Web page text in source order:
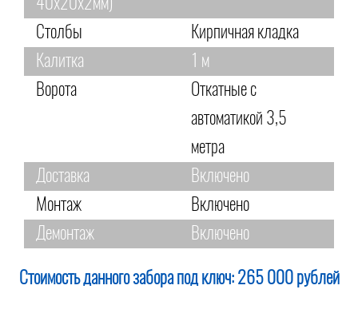
40х20х2мм)
Столбы
Кирпичная кладка
Калитка
1 м
Ворота
Откатные с
автоматикой 3,5
метра
Доставка
Включено
Монтаж
Включено
Демонтаж
Включено
Стоимость данного забора под ключ: 265 000 рублей